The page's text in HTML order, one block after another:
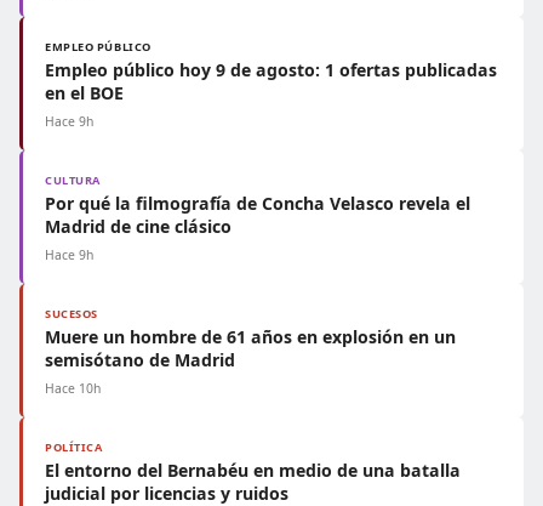
EMPLEO PÚBLICO
Empleo público hoy 9 de agosto: 1 ofertas publicadas
en el BOE
Hace 9h
CULTURA
Por qué la filmografía de Concha Velasco revela el
Madrid de cine clásico
Hace 9h
SUCESOS
Muere un hombre de 61 años en explosión en un
semisótano de Madrid
Hace 10h
POLÍTICA
El entorno del Bernabéu en medio de una batalla
judicial por licencias y ruidos